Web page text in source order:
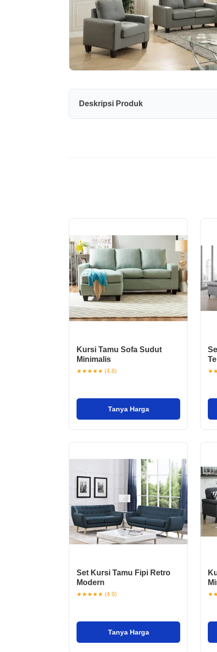
Deskripsi Produk
Kursi Tamu Sofa Sudut
Minimalis
★★★★★ (4.8)
Tanya Harga
Set Kursi Tamu Fipi Retro
Modern
★★★★★ (4.9)
Tanya Harga